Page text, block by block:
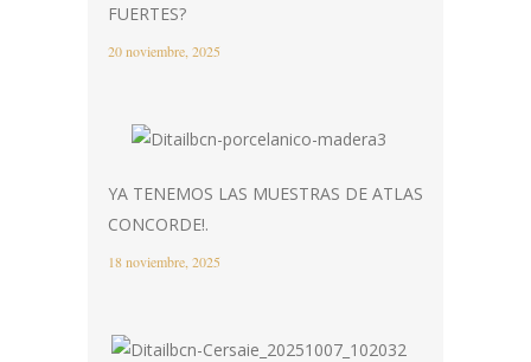
FUERTES?
20 noviembre, 2025
YA TENEMOS LAS MUESTRAS DE ATLAS
CONCORDE!.
18 noviembre, 2025